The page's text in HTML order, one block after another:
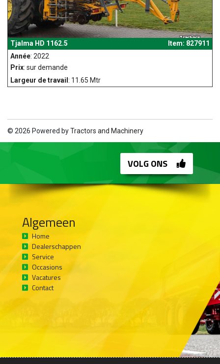
Tjalma HD 1162.5
Item: 827911
Année: 2022
Prix: sur demande
Largeur de travail : 11.65 Mtr
© 2026 Powered byTractors and Machinery
VOLG ONS
Algemeen
Home
Dealerschappen
Service
Occasions
Vacatures
Contact